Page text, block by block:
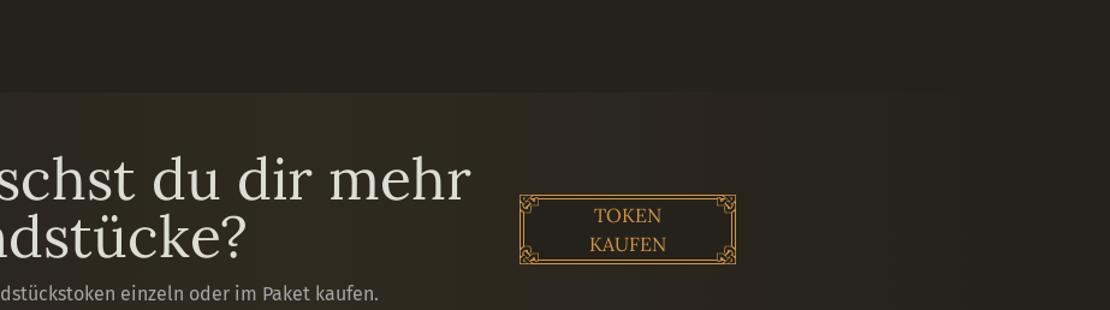
du dir mehr
einzeln oder im Paket kaufen.
TOKEN
KAUFEN